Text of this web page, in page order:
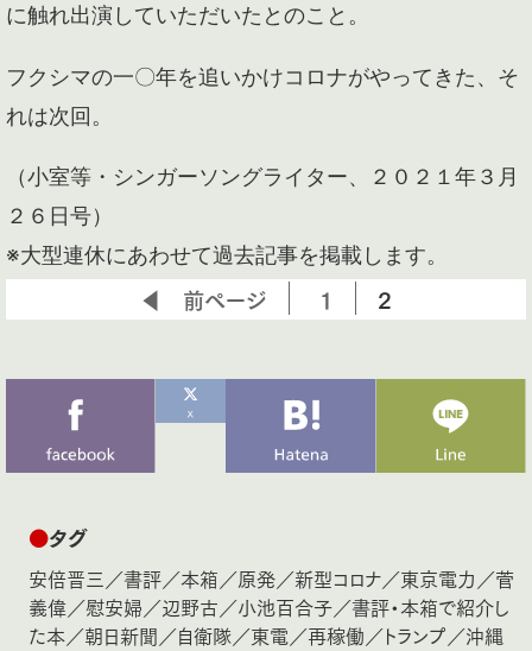
に触れ出演していただいたとのこと。
フクシマの一〇年を追いかけコロナがやってきた、そ
れは次回。
（小室等・シンガーソングライター、２０２１年３月
２６日号）
※大型連休にあわせて過去記事を掲載します。
◀ 前ページ 1 2
●タグ
安倍晋三 ／書評／本箱／原発／新型コロナ／東京電力 ／菅
義偉／慰安婦／辺野古／小池百合子／書評・本箱で紹介し
た本／朝日新聞／自衛隊／東電／再稼働／トランプ／沖縄